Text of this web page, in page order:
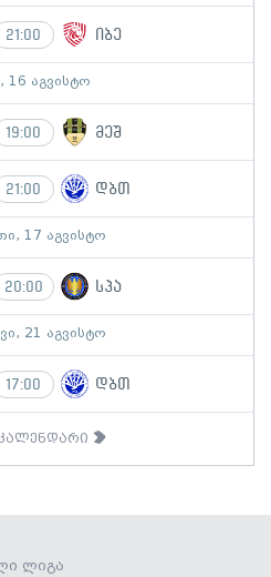
21:00 იბე
16 აგვისტო
19:00 მეშ
21:00 დბთ
17 აგვისტო
20:00 სპა
21 აგვისტო
17:00 დბთ
ლიგა